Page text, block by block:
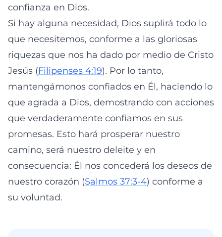
confianza en Dios.
Si hay alguna necesidad, Dios suplirá todo lo
que necesitemos, conforme a las gloriosas
riquezas que nos ha dado por medio de Cristo
Jesús (Filipenses 4:19). Por lo tanto,
mantengámonos confiados en Él, haciendo lo
que agrada a Dios, demostrando con acciones
que verdaderamente confiamos en sus
promesas. Esto hará prosperar nuestro
camino, será nuestro deleite y en
consecuencia: Él nos concederá los deseos de
nuestro corazón (Salmos 37:3-4) conforme a
su voluntad.